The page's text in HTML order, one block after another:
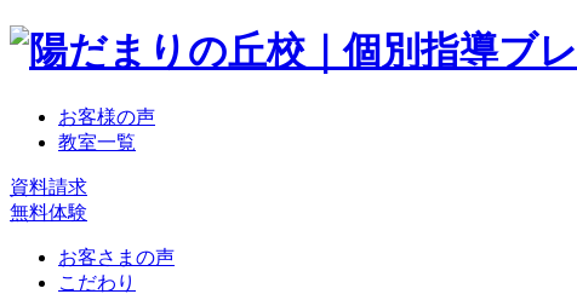
お客様の声
教室一覧
資料請求
無料体験
お客さまの声
こだわり